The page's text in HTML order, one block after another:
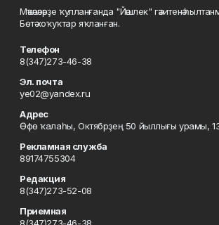
Мәҡәләләрҙе ҡулланғанда "Йәшлек" гәзитенә
Бөтә хоҡуҡтар яҡланған.
Телефон
8(347)273-46-38
Эл. почта
ye02@yandex.ru
Адрес
Өфө ҡалаһы, Октябрҙең 50 йыллығы урамы,
Рекламная служба
89174755304
Редакция
8(347)273-52-08
Приемная